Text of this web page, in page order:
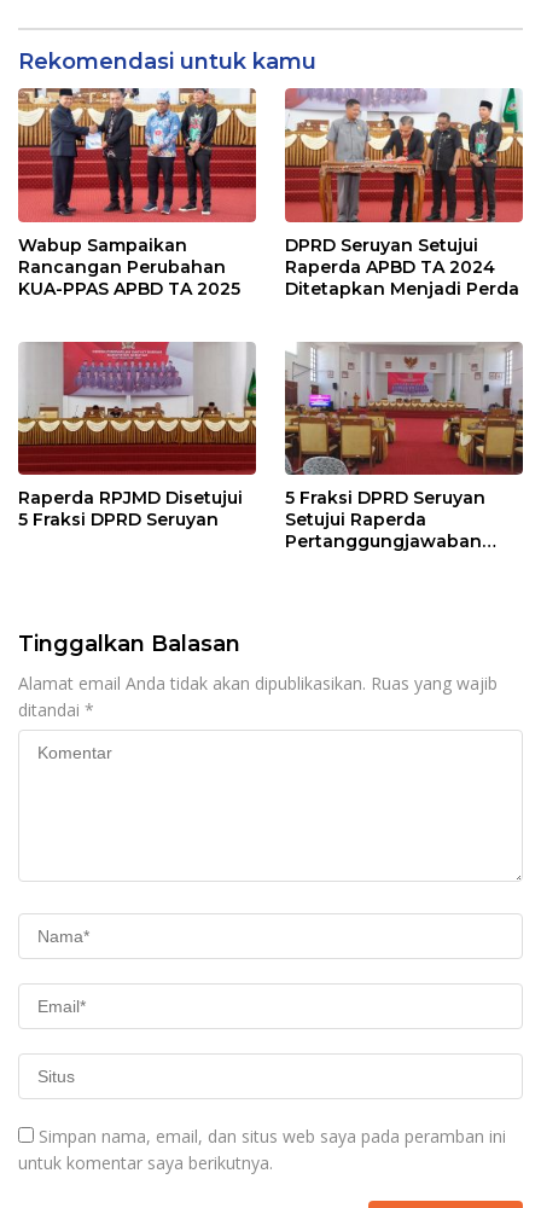
Rekomendasi untuk kamu
Wabup Sampaikan
Rancangan Perubahan
KUA-PPAS APBD TA 2025
DPRD Seruyan Setujui
Raperda APBD TA 2024
Ditetapkan Menjadi Perda
Raperda RPJMD Disetujui
5 Fraksi DPRD Seruyan
5 Fraksi DPRD Seruyan
Setujui Raperda
Pertanggungjawaban
Tinggalkan Balasan
Alamat email Anda tidak akan dipublikasikan. Ruas yang wajib
ditandai *
Simpan nama, email, dan situs web saya pada peramban ini
untuk komentar saya berikutnya.